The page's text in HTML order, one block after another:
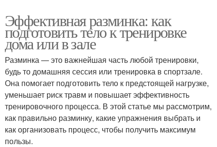
Эффективная разминка: как
подготовить тело к тренировке
дома или в зале
Разминка — это важнейшая часть любой тренировки,
будь то домашняя сессия или тренировка в спортзале.
Она помогает подготовить тело к предстоящей нагрузке,
уменьшает риск травм и повышает эффективность
тренировочного процесса. В этой статье мы рассмотрим,
как правильно разминку, какие упражнения выбрать и
как организовать процесс, чтобы получить максимум
пользы.